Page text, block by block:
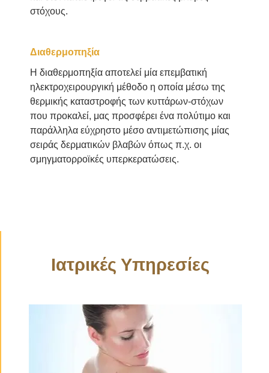
στόχους.
Διαθερμοπηξία
Η διαθερμοπηξία αποτελεί μία επεμβατική
ηλεκτροχειρουργική μέθοδο η οποία μέσω της
θερμικής καταστροφής των κυττάρων-στόχων
που προκαλεί, μας προσφέρει ένα πολύτιμο και
παράλληλα εύχρηστο μέσο αντιμετώπισης μίας
σειράς δερματικών βλαβών όπως π.χ. οι
σμηγματορροϊκές υπερκερατώσεις.
Ιατρικές Υπηρεσίες